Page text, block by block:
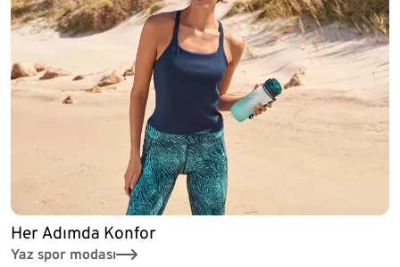
Her Adımda Konfor
Yaz spor modası